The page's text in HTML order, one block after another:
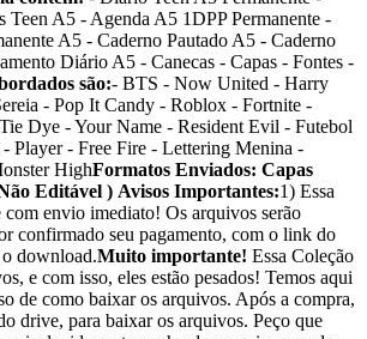
Teen A5 - Agenda A5 1DPP Permanente -
A5 - Caderno Pautado A5 - Caderno
Diário A5 - Canecas - Capas - Fontes -
são:- BTS - Now United - Harry
- Pop It Candy - Roblox - Fortnite -
Dye - Your Name - Resident Evil - Futebol
Player - Free Fire - Lettering Menina -
HighFormatos Enviados: Capas
Editável ) Avisos Importantes:1) Essa
com envio imediato! Os arquivos serão
confirmado seu pagamento, com o link do
download.Muito importante! Essa Coleção
e com isso, eles estão pesados! Temos aqui
de como baixar os arquivos. Após a compra,
drive, para baixar os arquivos. Peço que